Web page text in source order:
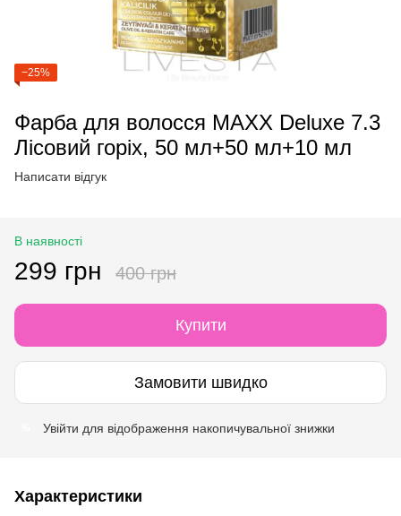
−25%
Фарба для волосся MAXX Deluxe 7.3
Лісовий горіх, 50 мл+50 мл+10 мл
Написати відгук
В наявності
299 грн 400 грн
Купити
Замовити швидко
Увійти для відображення накопичувальної знижки
Характеристики